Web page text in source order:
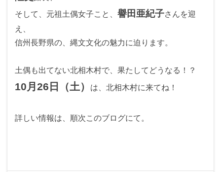
そして、元祖土偶女子こと、 譽田亜紀子さんを迎
え、
信州長野県の、縄文文化の魅力に迫ります。
土偶も出てない北相木村で、果たしてどうなる！？
10月26日（土） は、北相木村に来てね！
詳しい情報は、順次このブログにて。